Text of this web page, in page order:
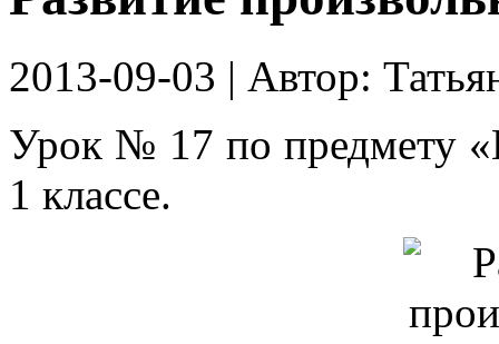
2013-09-03 | Автор:
Урок № 17 по предмету
1 классе.